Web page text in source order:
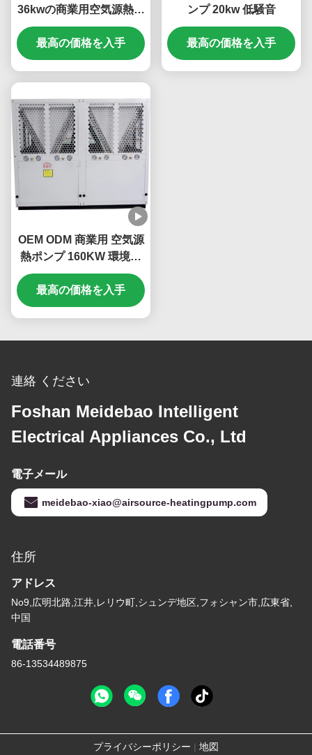
36kwの商業用空気源熱ポ
ンプ
最高の価格を入手
ンプ 20kw 低騒音
最高の価格を入手
OEM ODM 商業用 空気源
熱ポンプ 160KW 環境に
優しい
最高の価格を入手
連絡 ください
Foshan Meidebao Intelligent
Electrical Appliances Co., Ltd
電子メール
meidebao-xiao@airsource-heatingpump.com
住所
アドレス
No9,広明北路,江井,レリウ町,シュンデ地区,フォシャン市,広東省,
中国
電話番号
86-13534489875
プライバシーポリシー | 地図